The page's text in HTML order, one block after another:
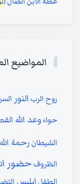
المواضيع
روح الرب النور
حواءوعد الله
الشيطانرحمة الله
الظروفحضور
الطفلإبليس